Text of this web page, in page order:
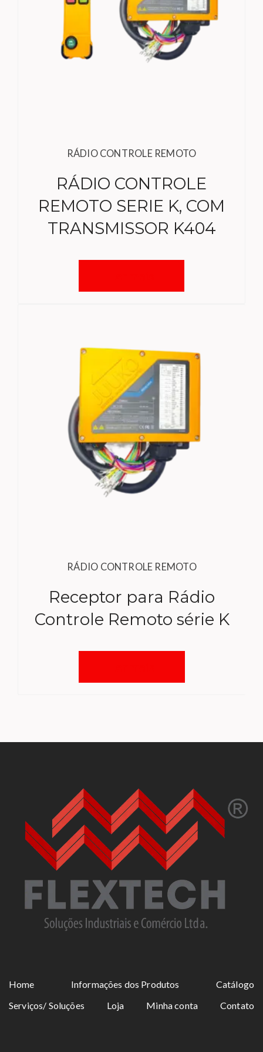
RÁDIO CONTROLE REMOTO
RÁDIO CONTROLE
REMOTO SERIE K, COM
TRANSMISSOR K404
RÁDIO CONTROLE REMOTO
Receptor para Rádio
Controle Remoto série K
Home Informações dos Produtos
Catálogo
Serviços/ Soluções
Loja Minha conta Contato